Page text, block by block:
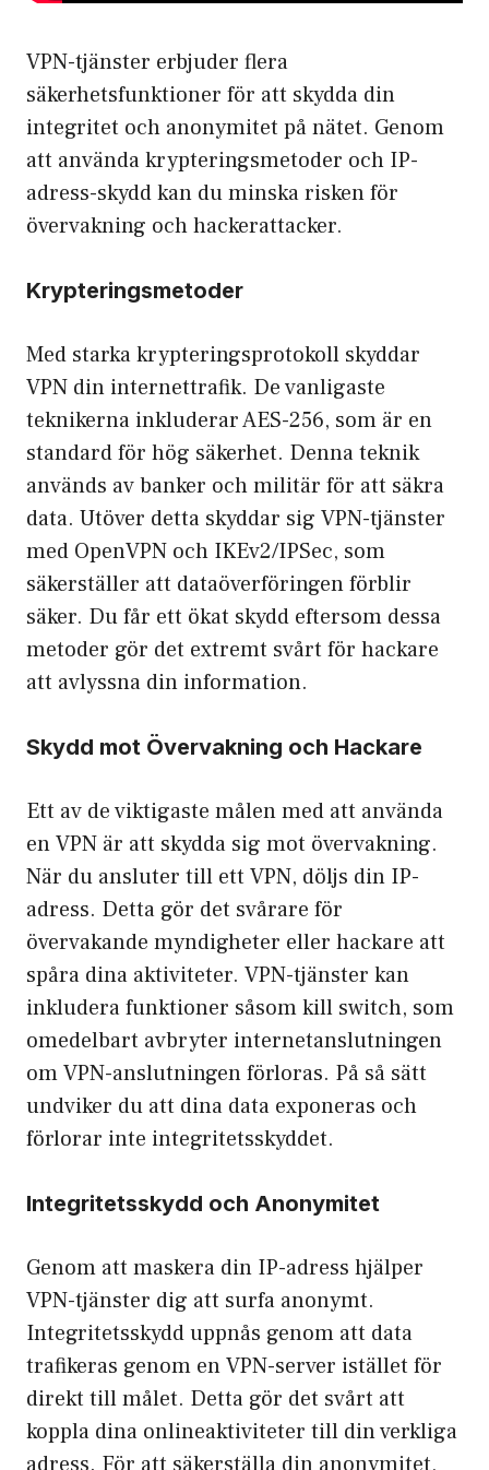
VPN-tjänster erbjuder flera
säkerhetsfunktioner för att skydda din
integritet och anonymitet på nätet. Genom
att använda krypteringsmetoder och IP-
adress-skydd kan du minska risken för
övervakning och hackerattacker.
Krypteringsmetoder
Med starka krypteringsprotokoll skyddar
VPN din internettrafik. De vanligaste
teknikerna inkluderar AES-256, som är en
standard för hög säkerhet. Denna teknik
används av banker och militär för att säkra
data. Utöver detta skyddar sig VPN-tjänster
med OpenVPN och IKEv2/IPSec, som
säkerställer att dataöverföringen förblir
säker. Du får ett ökat skydd eftersom dessa
metoder gör det extremt svårt för hackare
att avlyssna din information.
Skydd mot Övervakning och Hackare
Ett av de viktigaste målen med att använda
en VPN är att skydda sig mot övervakning.
När du ansluter till ett VPN, döljs din IP-
adress. Detta gör det svårare för
övervakande myndigheter eller hackare att
spåra dina aktiviteter. VPN-tjänster kan
inkludera funktioner såsom kill switch, som
omedelbart avbryter internetanslutningen
om VPN-anslutningen förloras. På så sätt
undviker du att dina data exponeras och
förlorar inte integritetsskyddet.
Integritetsskydd och Anonymitet
Genom att maskera din IP-adress hjälper
VPN-tjänster dig att surfa anonymt.
Integritetsskydd uppnås genom att data
trafikeras genom en VPN-server istället för
direkt till målet. Detta gör det svårt att
koppla dina onlineaktiviteter till din verkliga
adress. För att säkerställa din anonymitet,